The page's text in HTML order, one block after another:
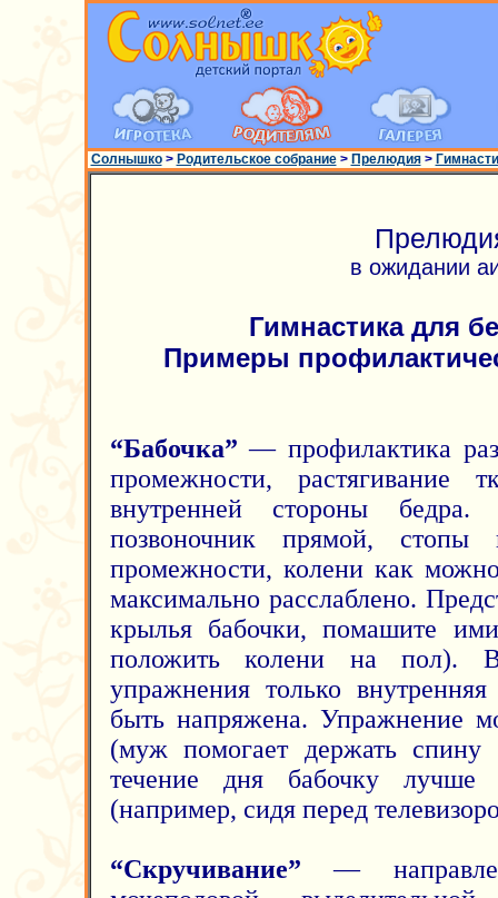
Солнышко> Родительское собрание> Прелюдия>
в ожидании
Гимнастика для
Примеры
“Бабочка” — профилактика
промежности, растягивание
внутренней стороны бедра.
позвоночник прямой,
промежности, колени как
максимально расслаблено.
крылья бабочки, помашите
положить колени на пол).
упражнения только
быть напряжена. Упражнение
(муж помогает держать
течение дня бабочку лучше
(например, сидя перед
“Скручивание” —